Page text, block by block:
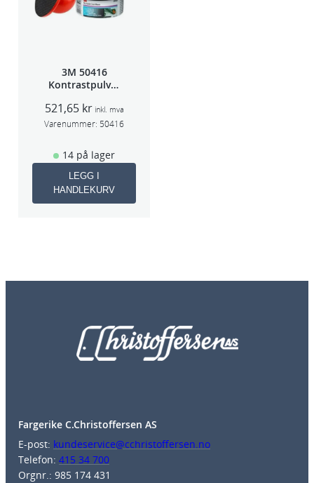
3M 50416
Kontrastpulver
521,65 kr inkl. mva
Varenummer: 50416
14 på lager
LEGG I
HANDLEKURV
Fargerike C.Christoffersen AS
E-post: kundeservice@cchristoffersen.no
Telefon: 415 34 700
Orgnr.: 985 174 431